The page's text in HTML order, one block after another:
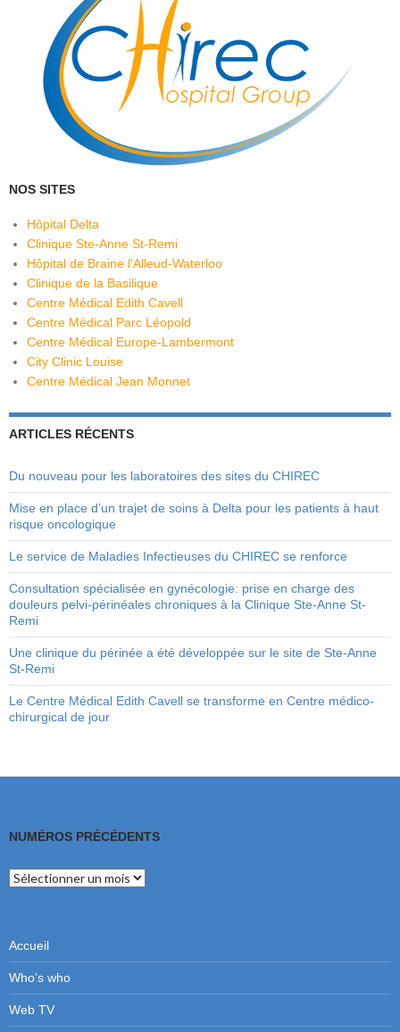
NOS SITES
Hôpital Delta
Clinique Ste-Anne St-Remi
Hôpital de Braine l'Alleud-Waterloo
Clinique de la Basilique
Centre Médical Edith Cavell
Centre Médical Parc Léopold
Centre Médical Europe-Lambermont
City Clinic Louise
Centre Médical Jean Monnet
ARTICLES RÉCENTS
Du nouveau pour les laboratoires des sites du CHIREC
Mise en place d’un trajet de soins à Delta pour les patients à haut
risque oncologique
Le service de Maladies Infectieuses du CHIREC se renforce
Consultation spécialisée en gynécologie: prise en charge des
douleurs pelvi-périnéales chroniques à la Clinique Ste-Anne St-
Remi
Une clinique du périnée a été développée sur le site de Ste-Anne
St-Remi
Le Centre Médical Edith Cavell se transforme en Centre médico-
chirurgical de jour
NUMÉROS PRÉCÉDENTS
Numéros
précédents
Accueil
Who’s who
Web TV